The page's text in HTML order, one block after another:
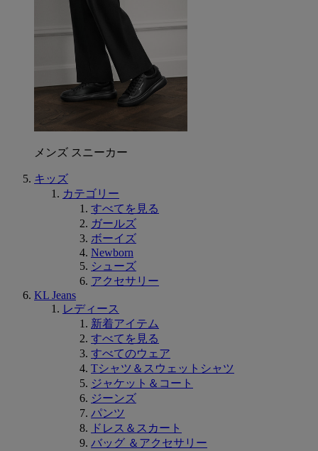
メンズ スニーカー
キッズ
カテゴリー
すべてを見る
ガールズ
ボーイズ
Newborn
シューズ
アクセサリー
KL Jeans
レディース
新着アイテム
すべてを見る
すべてのウェア
Tシャツ＆スウェットシャツ
ジャケット＆コート
ジーンズ
パンツ
ドレス＆スカート
バッグ ＆アクセサリー